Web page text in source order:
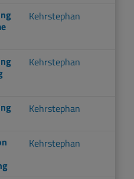
Kehrstephan
Kehrstephan
Kehrstephan
Kehrstephan